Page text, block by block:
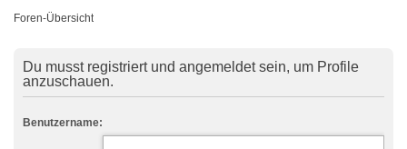
Foren-Übersicht
Du musst registriert und angemeldet sein, um Profile
anzuschauen.
Benutzername: